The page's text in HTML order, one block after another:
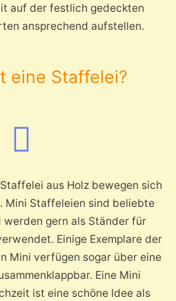
auf der festlich gedeckten
ansprechend aufstellen.
eine Staffelei?
aus Holz bewegen sich
Mini Staffeleien sind beliebte
gern als Ständer für
Einige Exemplare der
Mini verfügen sogar über eine
Eine Mini
ist eine schöne Idee als